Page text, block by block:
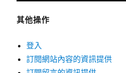
其他操作
登入
訂閱網站內容的資訊提供